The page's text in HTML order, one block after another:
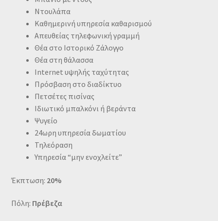
Ντουλάπα
Καθημερινή υπηρεσία καθαρισμού
Απευθείας τηλεφωνική γραμμή
Θέα στο Ιστορικό Ζάλογγο
Θέα στη θάλασσα
Internet υψηλής ταχύτητας
Πρόσβαση στο διαδίκτυο
Πετσέτες πισίνας
Ιδιωτικό μπαλκόνι ή βεράντα
Ψυγείο
24ωρη υπηρεσία δωματίου
Τηλεόραση
Υπηρεσία “μην ενοχλείτε”
Έκπτωση: 20%
Πόλη: Πρέβεζα